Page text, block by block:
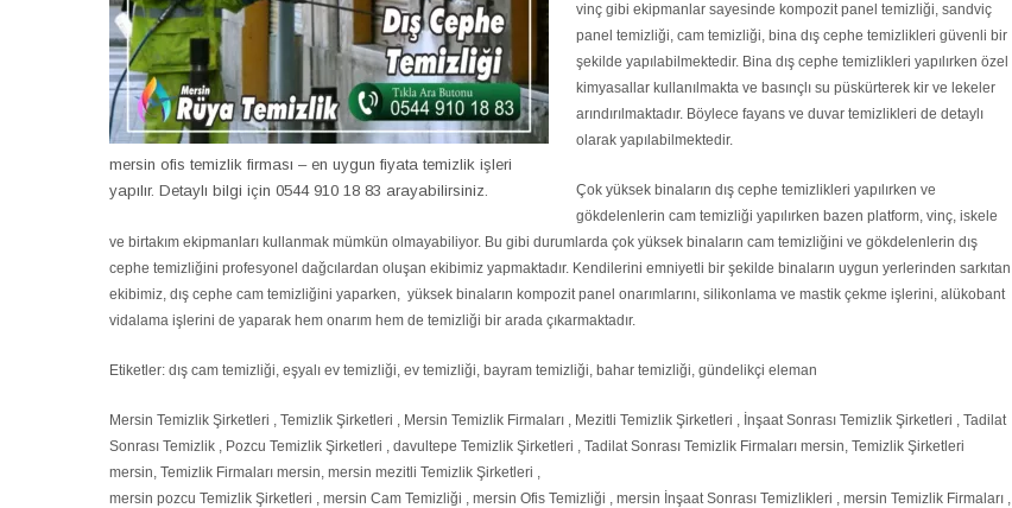
mersin ofis temizlik firması – en uygun fiyata temizlik işleri
yapılır. Detaylı bilgi için 0544 910 18 83 arayabilirsiniz.
vinç gibi ekipmanlar sayesinde kompozit panel temizliği, sandviç
panel temizliği, cam temizliği, bina dış cephe temizlikleri güvenli bir
şekilde yapılabilmektedir. Bina dış cephe temizlikleri yapılırken özel
kimyasallar kullanılmakta ve basınçlı su püskürterek kir ve lekeler
arındırılmaktadır. Böylece fayans ve duvar temizlikleri de detaylı
olarak yapılabilmektedir.
Çok yüksek binaların dış cephe temizlikleri yapılırken ve
gökdelenlerin cam temizliği yapılırken bazen platform, vinç, iskele
ve birtakım ekipmanları kullanmak mümkün olmayabiliyor. Bu gibi durumlarda çok yüksek binaların cam temizliğini ve gökdelenlerin dış
cephe temizliğini profesyonel dağcılardan oluşan ekibimiz yapmaktadır. Kendilerini emniyetli bir şekilde binaların uygun yerlerinden sarkıtan
ekibimiz, dış cephe cam temizliğini yaparken, yüksek binaların kompozit panel onarımlarını, silikonlama ve mastik çekme işlerini, alükobant
vidalama işlerini de yaparak hem onarım hem de temizliği bir arada çıkarmaktadır.
Etiketler: dış cam temizliği, eşyalı ev temizliği, ev temizliği, bayram temizliği, bahar temizliği, gündelikçi eleman
Mersin Temizlik Şirketleri , Temizlik Şirketleri , Mersin Temizlik Firmaları , Mezitli Temizlik Şirketleri , İnşaat Sonrası Temizlik Şirketleri , Tadilat
Sonrası Temizlik , Pozcu Temizlik Şirketleri , davultepe Temizlik Şirketleri , Tadilat Sonrası Temizlik Firmaları mersin, Temizlik Şirketleri
mersin, Temizlik Firmaları mersin, mersin mezitli Temizlik Şirketleri ,
mersin pozcu Temizlik Şirketleri , mersin Cam Temizliği , mersin Ofis Temizliği , mersin İnşaat Sonrası Temizlikleri , mersin Temizlik Firmaları ,